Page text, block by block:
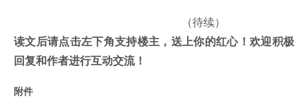
（待续）
读文后请点击左下角支持楼主，送上你的红心！欢迎积极
回复和作者进行互动交流！
附件